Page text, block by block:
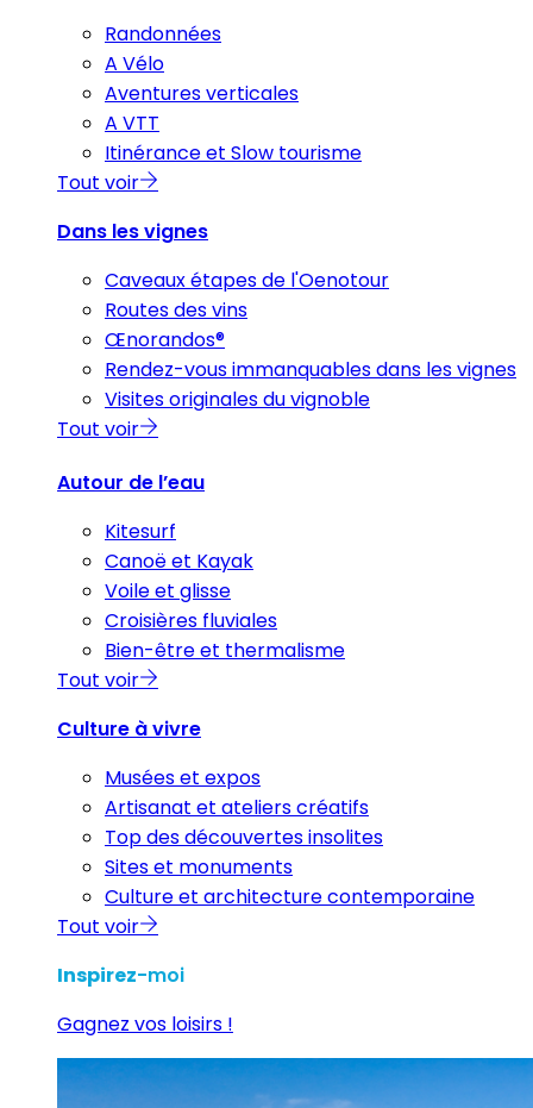
Randonnées
A Vélo
Aventures verticales
A VTT
Itinérance et Slow tourisme
Tout voir
Dans les vignes
Caveaux étapes de l'Oenotour
Routes des vins
Œnorandos®
Rendez-vous immanquables dans les vignes
Visites originales du vignoble
Tout voir
Autour de l’eau
Kitesurf
Canoë et Kayak
Voile et glisse
Croisières fluviales
Bien-être et thermalisme
Tout voir
Culture à vivre
Musées et expos
Artisanat et ateliers créatifs
Top des découvertes insolites
Sites et monuments
Culture et architecture contemporaine
Tout voir
Inspirez-moi
Gagnez vos loisirs !